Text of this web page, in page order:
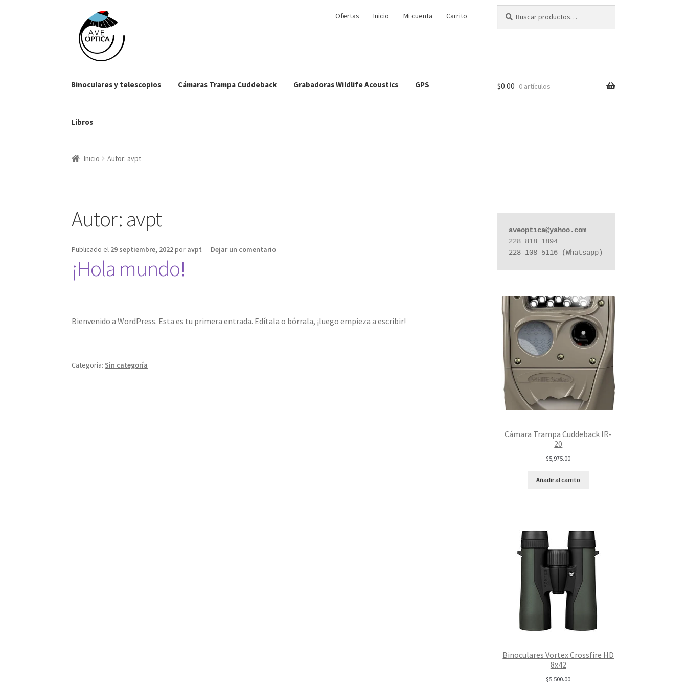
navegación
contenido
Ofertas Inicio Mi cuenta Carrito
por:
Binoculares y telescopios Cámaras Trampa Cuddeback Grabadoras Wildlife Acoustics GPS
Libros
$0.00 0 artículos
Inicio Autor: avpt
Autor: avpt
Publicado el 29 septiembre, 2022por avpt — Dejar un comentario
¡Hola mundo!
Bienvenido a WordPress. Esta es tu primera entrada. Edítala o bórrala, ¡luego empieza a escribir!
Categoría: Sin categoría
aveoptica@yahoo.com
228 818 1894
228 108 5116 (Whatsapp)
Cámara Trampa Cuddeback IR-
20
$5,975.00
Añadir al carrito
Binoculares Vortex Crossfire HD
8x42
$5,500.00